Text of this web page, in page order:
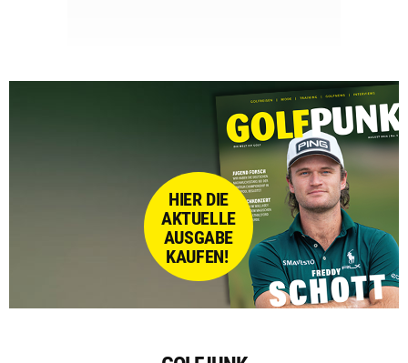
HIER DIE
AKTUELLE
AUSGABE
KAUFEN!